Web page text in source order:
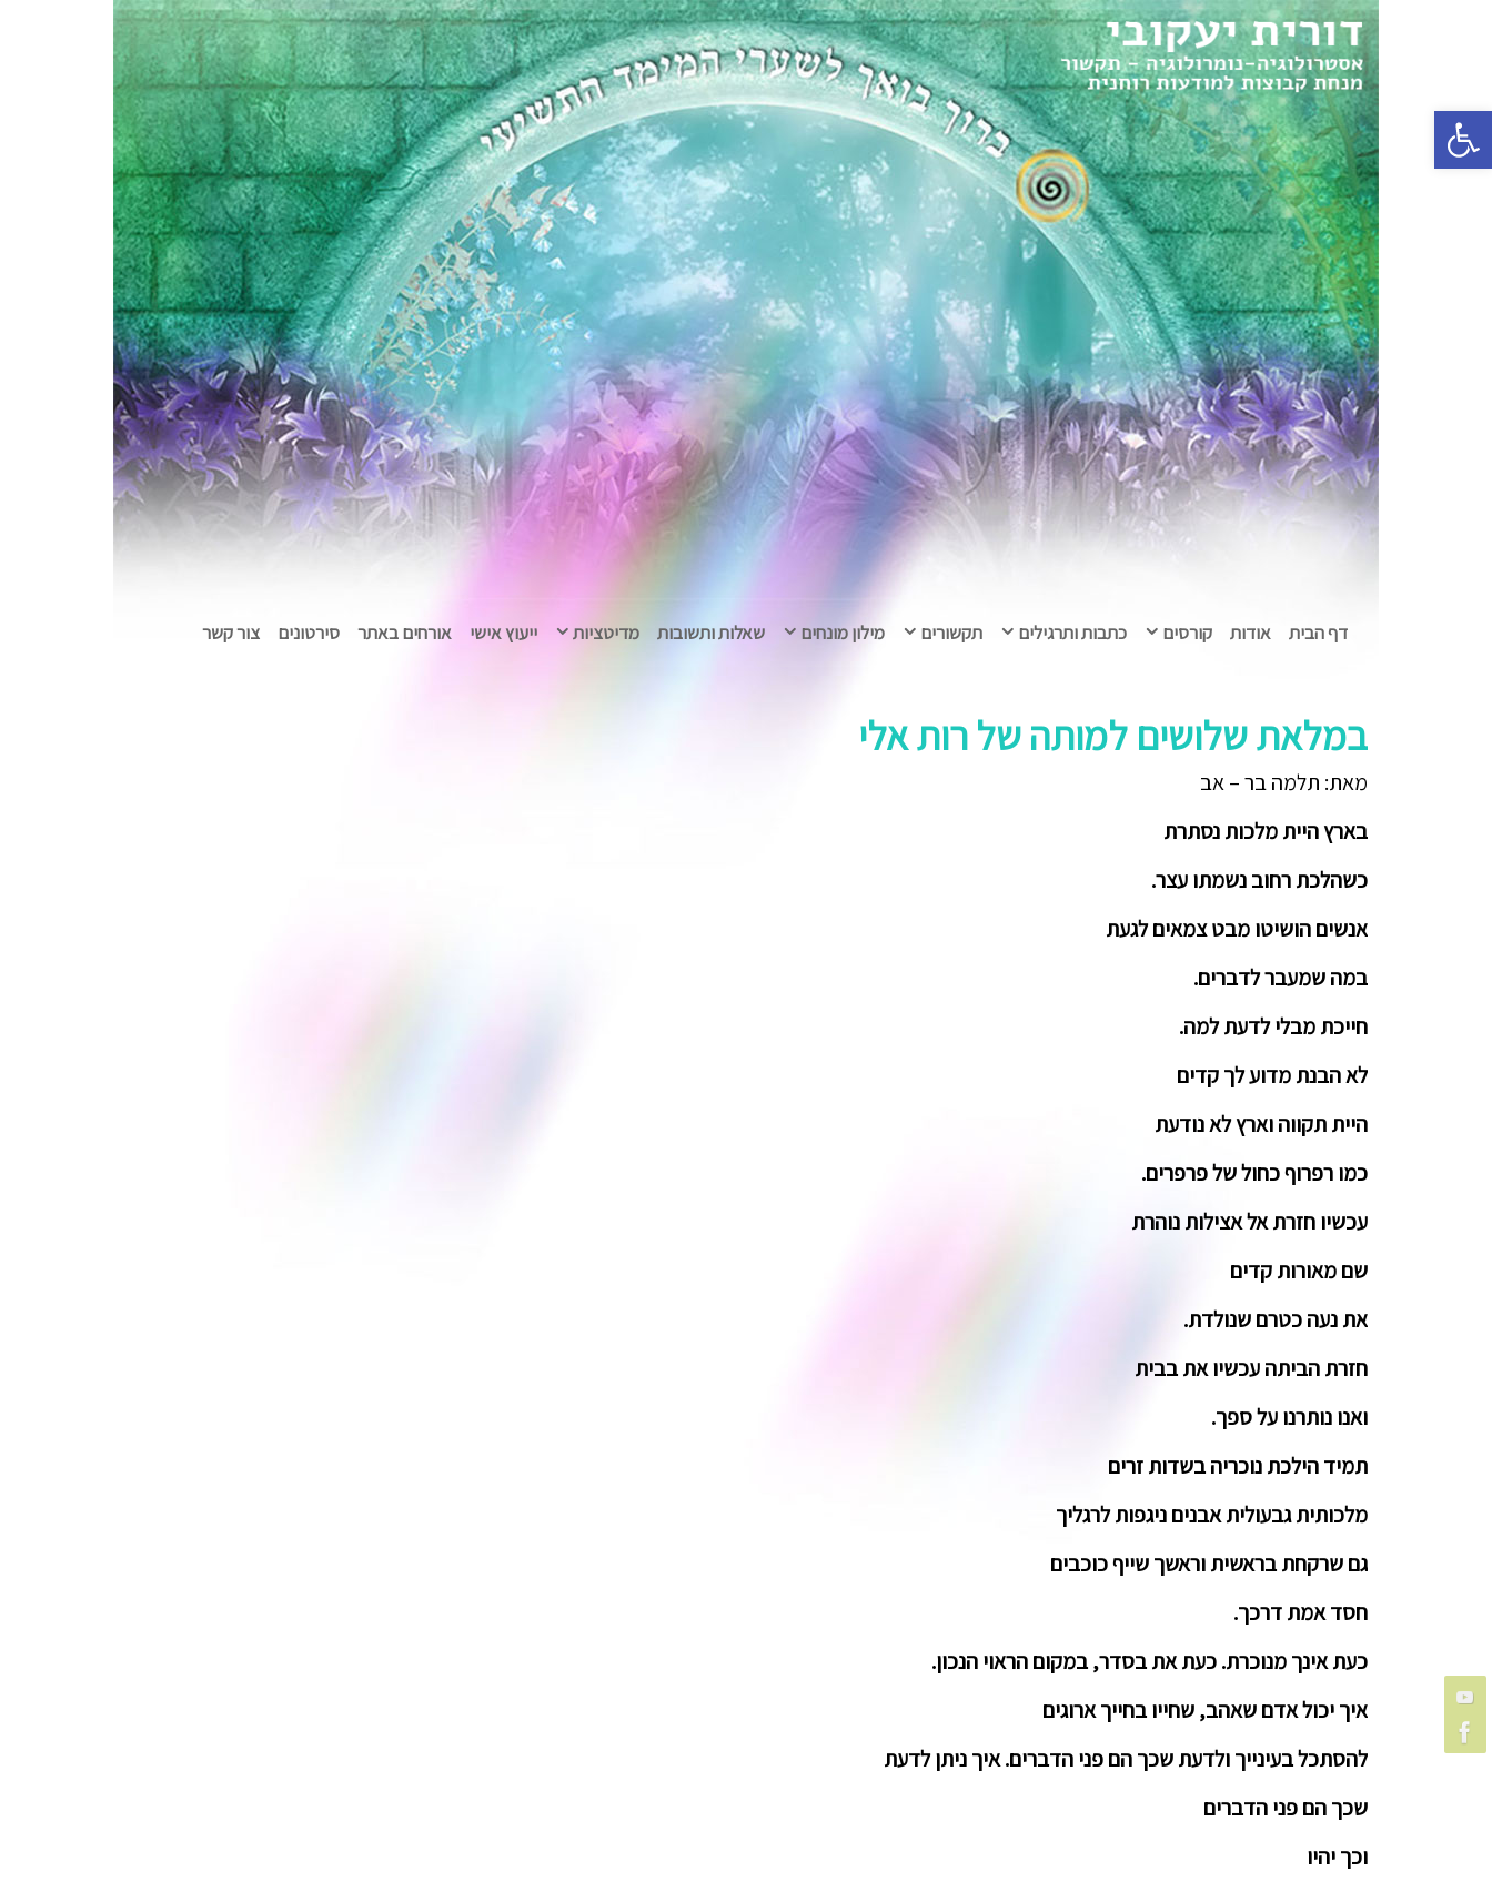
פתח סרגל נגישות
דף הבית אודות קורסים כתבות ותרגילים תקשורים מילון מונחים שאלות ותשובות מדיטציות ייעוץ אישי אורחים באתר סירטונים צור קשר
במלאת שלושים למותה של רות אלי
מאת: תלמה בר – אב
בארץ היית מלכות נסתרת
כשהלכת רחוב נשמתו עצר.
אנשים הושיטו מבט צמאים לגעת
במה שמעבר לדברים.
חייכת מבלי לדעת למה.
לא הבנת מדוע לך קדים
היית תקווה וארץ לא נודעת
כמו רפרוף כחול של פרפרים.
עכשיו חזרת אל אצילות נוהרת
שם מאורות קדים
את נעה כטרם שנולדת.
חזרת הביתה עכשיו את בבית
ואנו נותרנו על ספך.
תמיד הילכת נוכריה בשדות זרים
מלכותית גבעולית אבנים ניגפות לרגליך
גם שרקחת בראשית וראשך שייף כוכבים
חסד אמת דרכך.
כעת אינך מנוכרת. כעת את בסדר, במקום הראוי הנכון.
איך יכול אדם שאהב, שחייו בחייך ארוגים
להסתכל בעינייך ולדעת שכך הם פני הדברים. איך ניתן לדעת
שכך הם פני הדברים
וכך יהיו